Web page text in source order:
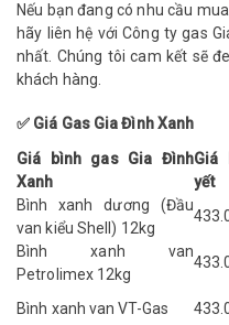
Nếu bạn đang có nhu cầu
hãy liên hệ với Công ty gas
nhất. Chúng tôi cam kết sẽ
khách hàng.
✅ Giá Gas Gia Đình Xanh
Giá bình gas Gia Đình
Xanh
Giá
yết
Bình xanh dương (Đầu
van kiểu Shell) 12kg
Bình xanh van
Petrolimex 12kg
433
Bình xanh van VT-Gas 433